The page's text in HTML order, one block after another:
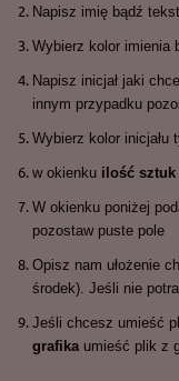
Napisz imię bądź
Wybierz kolor imienia
Napisz inicjał jaki
innym przypadku
Wybierz kolor inicjału
w okienku ilość sztuk
W okienku poniżej
pozostaw puste pole
Opisz nam ułożenie
środek). Jeśli nie
Jeśli chcesz umieść
grafika umieść plik z